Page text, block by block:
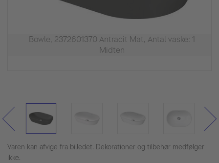
Bowle, 2372601370 Antracit Mat, Antal vaske: 1
Midten
Varen kan afvige fra billedet. Dekorationer og tilbehør medfølger
ikke.